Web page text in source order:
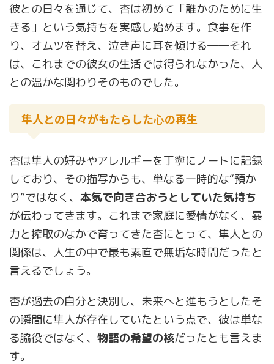
彼との日々を通じて、杏は初めて「誰かのために生
きる」という気持ちを実感し始めます。食事を作
り、オムツを替え、泣き声に耳を傾ける――それ
は、これまでの彼女の生活では得られなかった、人
との温かな関わりそのものでした。
隼人との日々がもたらした心の再生
杏は隼人の好みやアレルギーを丁寧にノートに記録
しており、その描写からも、単なる一時的な“預か
り”ではなく、 本気で向き合おうとしていた気持ち
が伝わってきます。これまで家庭に愛情がなく、暴
力と搾取のなかで育ってきた杏にとって、隼人との
関係は、人生の中で最も素直で無垢な時間だったと
言えるでしょう。
杏が過去の自分と決別し、未来へと進もうとしたそ
の瞬間に隼人が存在していたという点で、彼は単な
る脇役ではなく、 物語の希望の核だったとも言えま
す。